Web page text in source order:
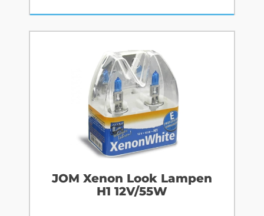
JOM Xenon Look Lampen
H1 12V/55W